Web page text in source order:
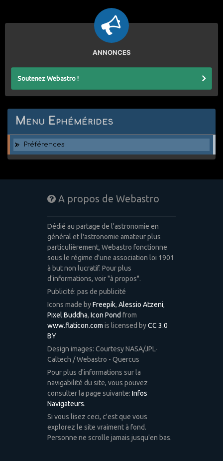
ANNONCES
Soutenez Webastro !
Menu Ephémérides
Préférences
A propos de Webastro
Dédié au partage de l'astronomie en
général et l'astronomie amateur plus
particulièrement, Webastro fonctionne
sous le régime d'une association loi 1901
à but non lucratif. Pour plus
d'informations, voir "à propos".
Publicité: pas de publicité
Icons made byFreepik, Alessio Atzeni,
Pixel Buddha, Icon Pond from
www.flaticon.com is licensed byCC 3.0
BY
Design images: Courtesy NASA/JPL-
Caltech / Webastro - Quercus
Pour plus d'informations sur la
navigabilité du site, vous pouvez
consulter la page suivante: Infos
Navigateurs.
Si vous lisez ceci, c'est que vous
explorez le site vraiment à fond.
Personne ne scrolle jamais jusqu'en bas.